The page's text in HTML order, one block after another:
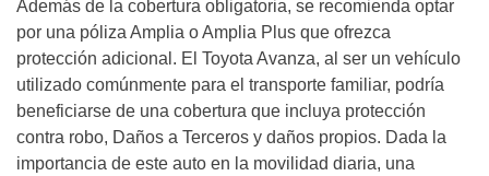
Además de la cobertura obligatoria, se recomienda optar
por una póliza Amplia o Amplia Plus que ofrezca
protección adicional. El Toyota Avanza, al ser un vehículo
utilizado comúnmente para el transporte familiar, podría
beneficiarse de una cobertura que incluya protección
contra robo, Daños a Terceros y daños propios. Dada la
importancia de este auto en la movilidad diaria, una